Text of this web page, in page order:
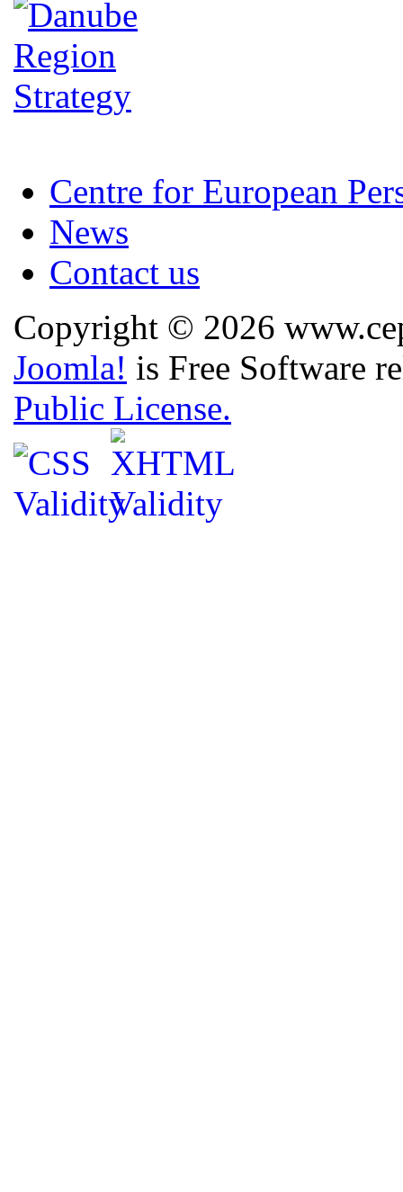
Centre for European
News
Contact us
Copyright © 2026
Joomla! is Free Software
Public License.